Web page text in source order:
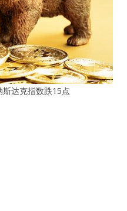
达克指数跌15点